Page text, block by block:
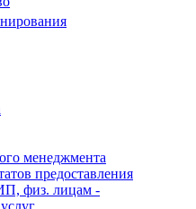
менеджмента
предоставления
физ. лицам -